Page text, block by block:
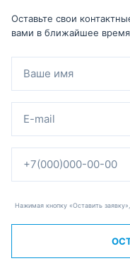
Оставьте свои
вами в ближайшее время
Нажимая кнопку «Оставить